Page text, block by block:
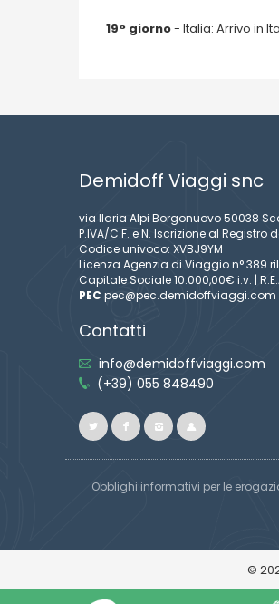
19° giorno- Italia: Arrivo in
Demidoff Viaggi snc
via Ilaria Alpi Borgonuovo 50038
P.IVA/C.F. e N. Iscrizione al
Codice univoco: XVBJ9YM
Licenza Agenzia di Viaggio n° 389
Capitale Sociale 10.000,00€ i.v. |
PEC pec@pec.demidoffviaggi.com
Contatti
info@demidoffviaggi.com
(+39) 055 848490
Obblighi informativi per le
©